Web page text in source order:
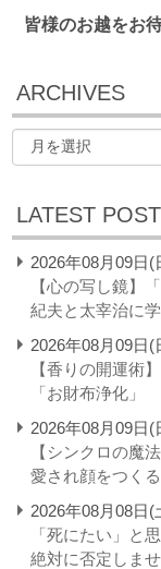
皆様のお越をお
ARCHIVES
LATEST POST
2026年08月09日(
【心の写し鏡】
紀夫と太宰治に
2026年08月09日(
【香りの開運術
「お財布浄化」
2026年08月09日(
【シンクロの魔
愛され顔をつく
2026年08月08日(
「死にたい」と
絶対に否定しませ